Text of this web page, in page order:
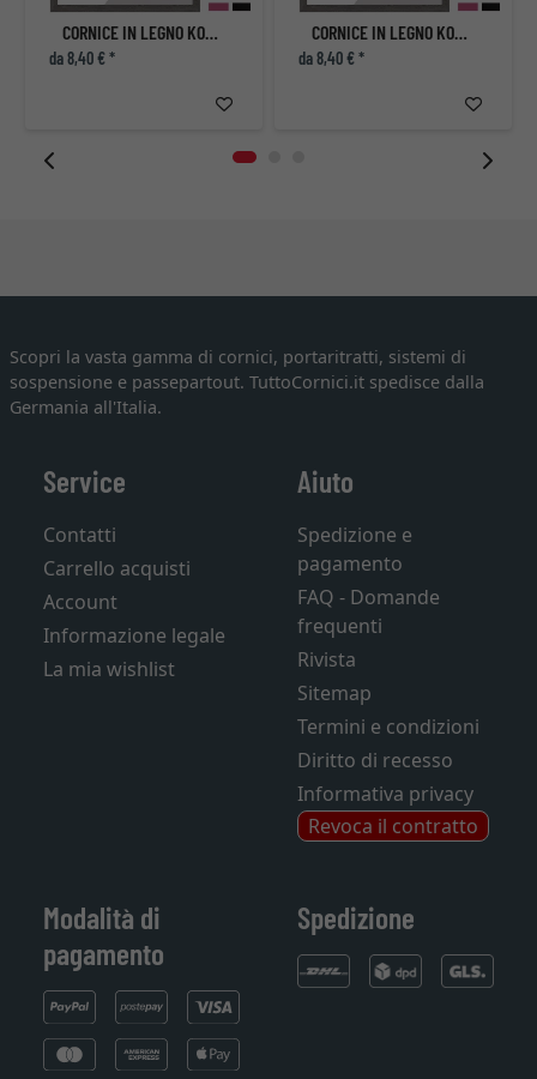
CORNICE IN LEGNO KOUDOU
da 8,40 € *
CORNICE IN LEGNO KOUDOU
da 8,40 € *
Scopri la vasta gamma di cornici, portaritratti, sistemi di
sospensione e passepartout. TuttoCornici.it spedisce dalla
Germania all'Italia.
Service
Contatti
Carrello acquisti
Account
Informazione legale
La mia wishlist
Aiuto
Spedizione e
pagamento
FAQ - Domande
frequenti
Rivista
Sitemap
Termini e condizioni
Diritto di recesso
Informativa privacy
Revoca il contratto
Modalità di
pagamento
Spedizione